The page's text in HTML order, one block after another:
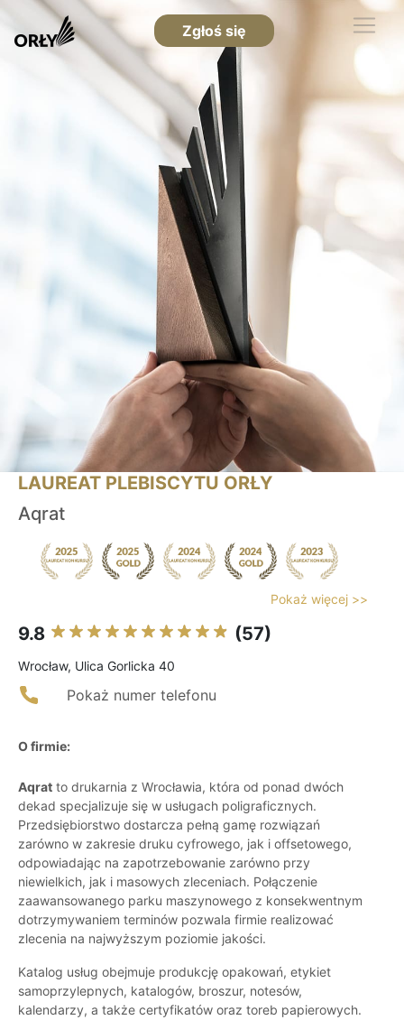
Zgłoś się
LAUREAT PLEBISCYTU ORŁY
Aqrat
Pokaż więcej >>
9.8 (57)
Wrocław, Ulica Gorlicka 40
Pokaż numer telefonu
O firmie:
Aqrat to drukarnia z Wrocławia, która od ponad dwóch
dekad specjalizuje się w usługach poligraficznych.
Przedsiębiorstwo dostarcza pełną gamę rozwiązań
zarówno w zakresie druku cyfrowego, jak i offsetowego,
odpowiadając na zapotrzebowanie zarówno przy
niewielkich, jak i masowych zleceniach. Połączenie
zaawansowanego parku maszynowego z konsekwentnym
dotrzymywaniem terminów pozwala firmie realizować
zlecenia na najwyższym poziomie jakości.
Katalog usług obejmuje produkcję opakowań, etykiet
samoprzylepnych, katalogów, broszur, notesów,
kalendarzy, a także certyfikatów oraz toreb papierowych.